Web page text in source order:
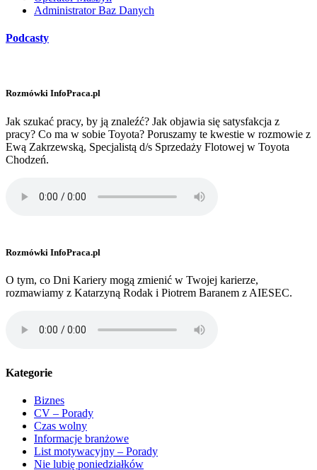
Administrator Baz Danych
Podcasty
Rozmówki InfoPraca.pl
Jak szukać pracy, by ją znaleźć? Jak objawia się satysfakcja z
pracy? Co ma w sobie Toyota? Poruszamy te kwestie w rozmowie z
Ewą Zakrzewską, Specjalistą d/s Sprzedaży Flotowej w Toyota
Chodzeń.
Rozmówki InfoPraca.pl
O tym, co Dni Kariery mogą zmienić w Twojej karierze,
rozmawiamy z Katarzyną Rodak i Piotrem Baranem z AIESEC.
Kategorie
Biznes
CV – Porady
Czas wolny
Informacje branżowe
List motywacyjny – Porady
Nie lubię poniedziałków